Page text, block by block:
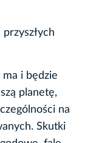
i będzie
planetę,
na
Skutki